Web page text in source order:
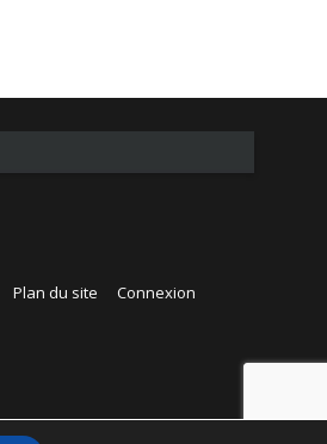
Plan du site Connexion